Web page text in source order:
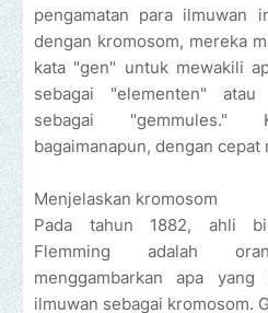
pengamatan para ilmuwan
dengan kromosom, mereka
kata "gen" untuk mewakili
sebagai "elementen"
sebagai "gemmules."
bagaimanapun, dengan
Menjelaskan kromosom
Pada tahun 1882, ahli
Flemming adalah
menggambarkan apa
ilmuwan sebagai kromosom.